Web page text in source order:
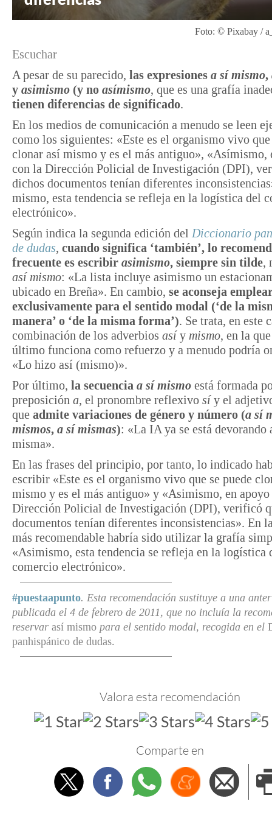
Foto: © Pixabay /
Escuchar
A pesar de su parecido, las expresiones a sí mismo,
y asimismo (y no asímismo, que es una grafía
tienen diferencias de significado.
En los medios de comunicación a menudo se leen
como los siguientes: «Este es el organismo vivo que
clonar así mismo y es el más antiguo», «Asímismo,
con la Dirección Policial de Investigación (DPI),
dichos documentos tenían diferentes
mismo, esta tendencia se refleja en la logística del
electrónico».
Según indica la segunda edición del Diccionario
de dudas, cuando significa ‘también’, lo
frecuente es escribir asimismo, siempre sin tilde,
así mismo: «La lista incluye asimismo un
ubicado en Breña». En cambio, se aconseja
exclusivamente para el sentido modal (‘de la
manera’ o ‘de la misma forma’). Se trata, en este
combinación de los adverbios asíy mismo, en la
último funciona como refuerzo y a menudo podría
«Lo hizo así (mismo)».
Por último, la secuencia a sí mismo está formada
preposición a, el pronombre reflexivo síy el
que admite variaciones de género y número (a sí
mismos, a sí mismas): «La IA ya se está devorando
misma».
En las frases del principio, por tanto, lo indicado
escribir «Este es el organismo vivo que se puede
mismo y es el más antiguo» y «Asimismo, en
Dirección Policial de Investigación (DPI), verificó
documentos tenían diferentes inconsistencias». En
más recomendable habría sido utilizar la grafía
«Asimismo, esta tendencia se refleja en la logística
comercio electrónico».
#puestaapunto. Esta recomendación sustituye a una
publicada el 4 de febrero de 2011, que no incluía la
reservar así mismo para el sentido modal, recogida en el
panhispánico de dudas.
Valora esta recomendación
Comparte en
TwitterFacebookWhatsappMenéame